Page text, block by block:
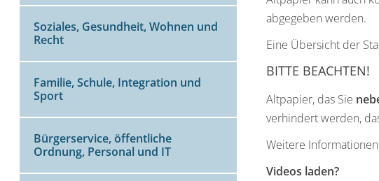
Soziales, Gesundheit, Wohnen und
Recht
Familie, Schule, Integration und
Sport
Bürgerservice, öffentliche
Ordnung, Personal und IT
abgegeben werden.
Eine Übersicht der
BITTE BEACHTEN!
Altpapier, das Sie
verhindert werden,
Weitere
Videos laden?